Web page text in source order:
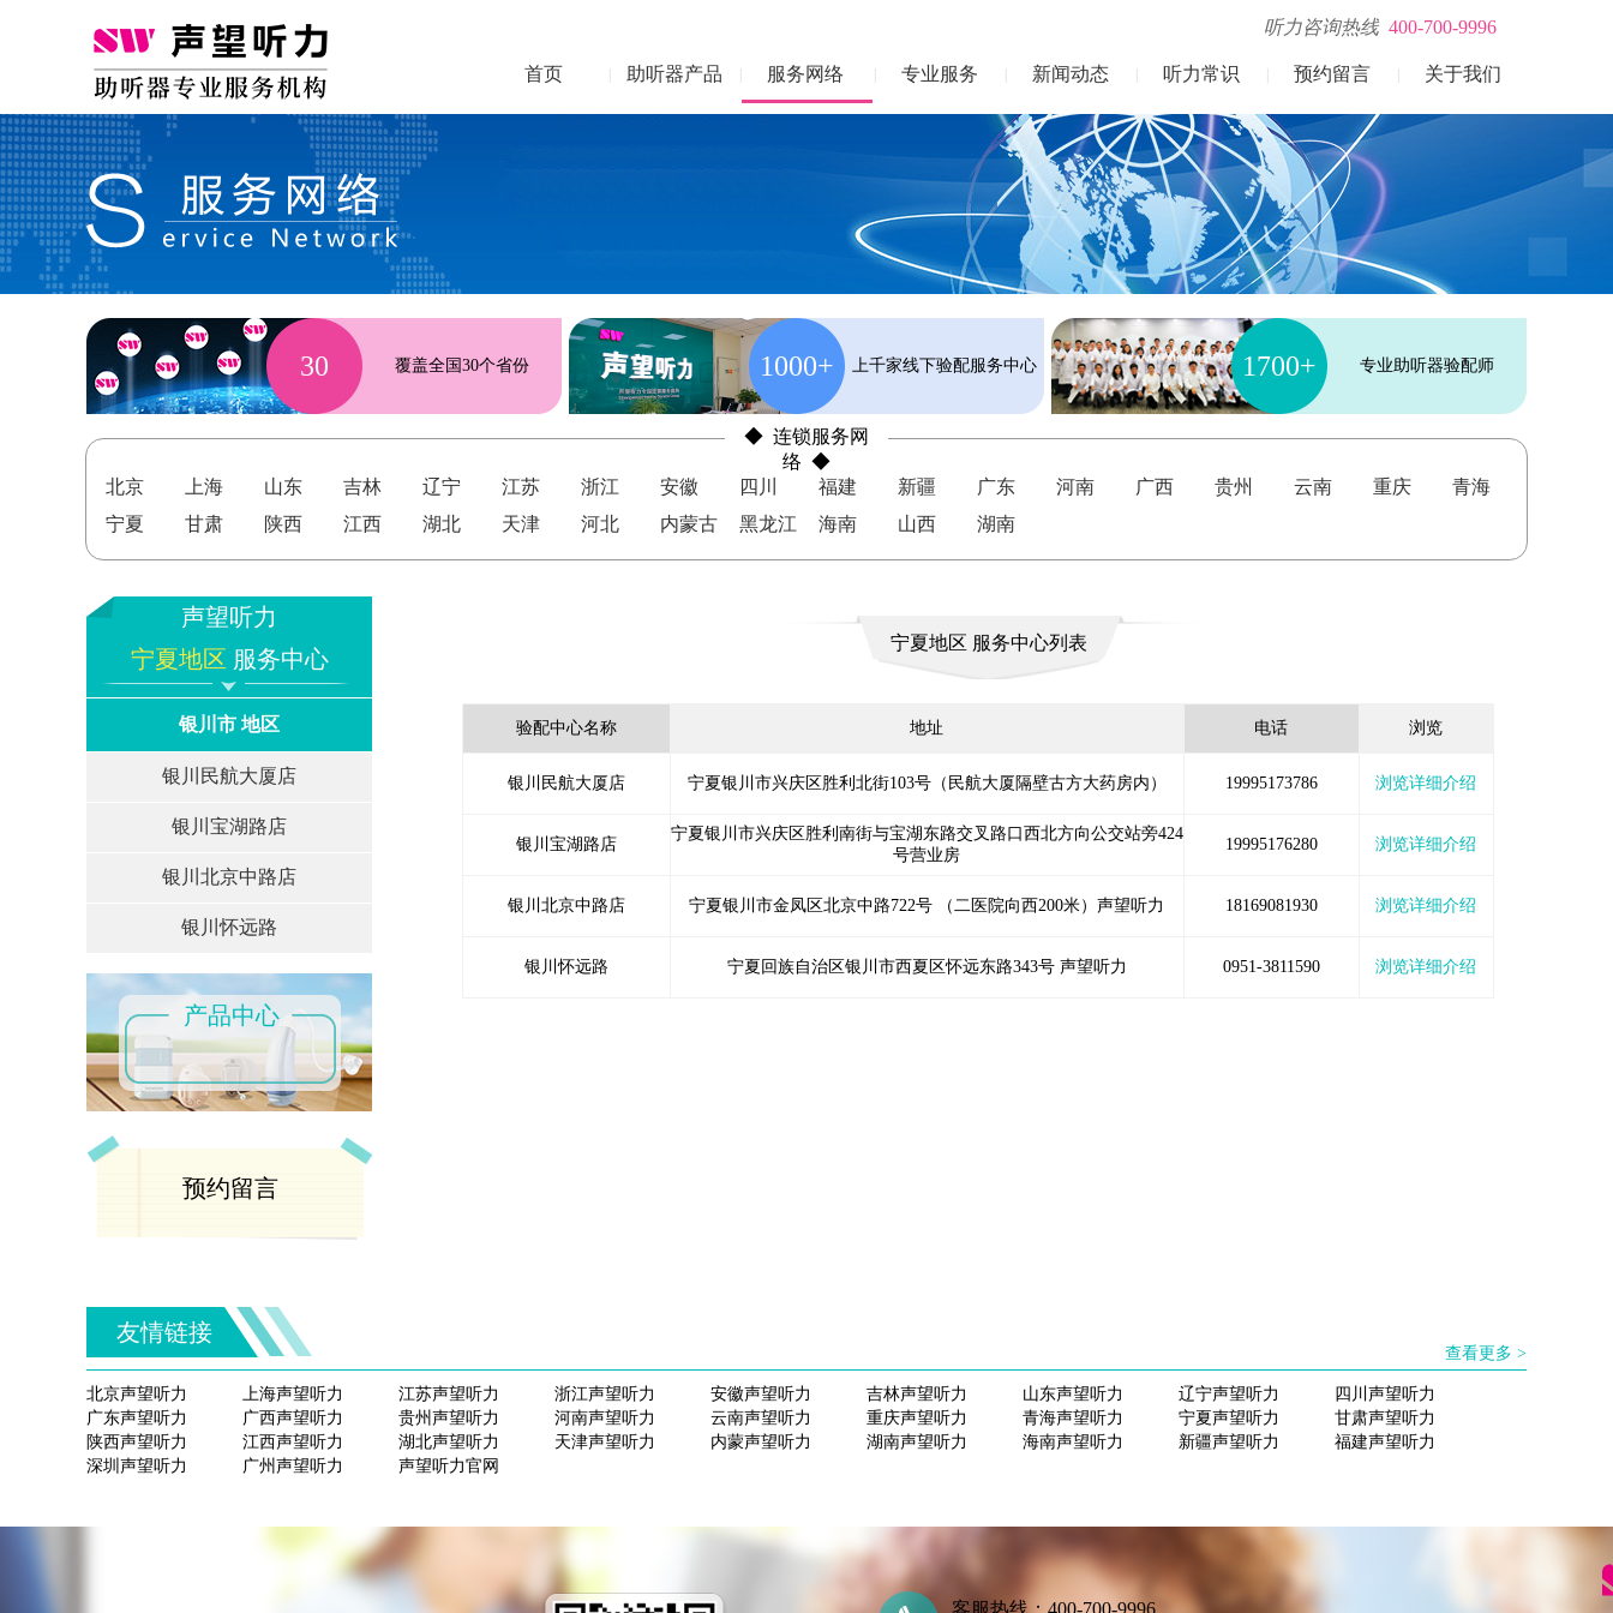
听力咨询热线 400-700-9996
关于我们
预约留言
听力常识
新闻动态
专业服务
服务网络
助听器产品
首页
30 覆盖全国30个省份 1000+ 上千家线下验配服务中心 1700+ 专业助听器验配师
◆ 连锁服务网
络 ◆
北京
上海 山东 吉林 辽宁 江苏 浙江 安徽 四川 福建 新疆 广东 河南 广西 贵州 云南 重庆
青海
宁夏
甘肃 陕西 江西 湖北 天津 河北 内蒙古 黑龙江 海南 山西 湖南
声望听力
宁夏地区 服务中心
银川市 地区
银川民航大厦店
银川宝湖路店
银川北京中路店
银川怀远路
产品中心
预约留言
宁夏地区 服务中心列表
验配中心名称 地址 电话 浏览
银川民航大厦店 宁夏银川市兴庆区胜利北街103号（民航大厦隔壁古方大药房内） 19995173786 浏览详细介绍
银川宝湖路店
宁夏银川市兴庆区胜利南街与宝湖东路交叉路口西北方向公交站旁424
号营业房
19995176280 浏览详细介绍
银川北京中路店 宁夏银川市金凤区北京中路722号 （二医院向西200米）声望听力 18169081930 浏览详细介绍
银川怀远路 宁夏回族自治区银川市西夏区怀远东路343号 声望听力 0951-3811590 浏览详细介绍
友情链接
查看更多 >
北京声望听力 上海声望听力 江苏声望听力 浙江声望听力 安徽声望听力 吉林声望听力 山东声望听力 辽宁声望听力
四川声望听力
广东声望听力
广西声望听力 贵州声望听力 河南声望听力 云南声望听力 重庆声望听力 青海声望听力 宁夏声望听力
甘肃声望听力
陕西声望听力
江西声望听力 湖北声望听力 天津声望听力 内蒙声望听力 湖南声望听力 海南声望听力 新疆声望听力
福建声望听力
深圳声望听力
广州声望听力 声望听力官网